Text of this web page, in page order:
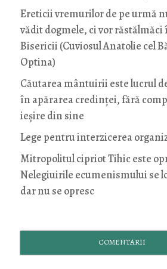
Ereticii vremurilor de pe urmă
vădit dogmele, ci vor
Bisericii (Cuviosul Anatolie cel
Optina)
Căutarea mântuirii este lucrul
în apărarea credinței, fără
ieșire din sine
Lege pentru interzicerea
Mitropolitul cipriot Tihic este
Nelegiuirile ecumenismului se
dar nu se opresc
COMENTARII